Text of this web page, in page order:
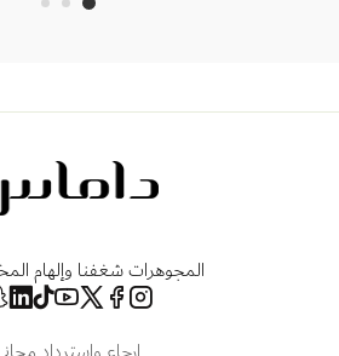
المجوهرات شغفنا وإلهام